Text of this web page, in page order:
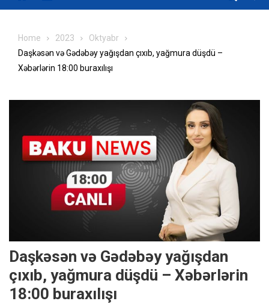
Home 2023
Oktyabr
Daşkəsən və Gədəbəy yağışdan çıxıb, yağmura düşdü –
Xəbərlərin 18:00 buraxılışı
Daşkəsən və Gədəbəy yağışdan
çıxıb, yağmura düşdü – Xəbərlərin
18:00 buraxılışı